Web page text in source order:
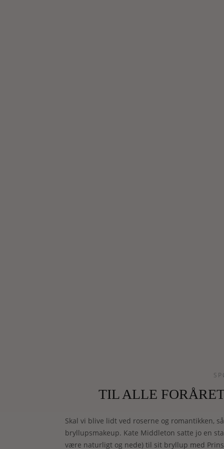
TIL ALLE
Skal vi blive lidt ved roserne og romantikken,
bryllupsmakeup. Kate Middleton satte jo en
være naturligt og nede) til sit bryllup med